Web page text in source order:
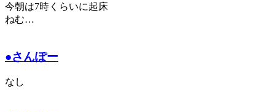
今朝は7時くらいに起床
ねむ…
●さんぽー
なし